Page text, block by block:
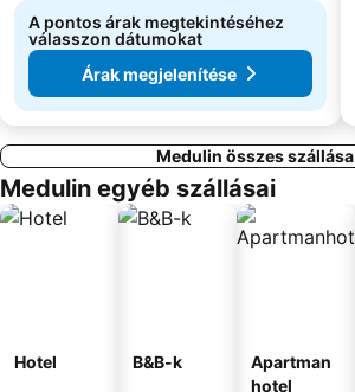
A pontos árak megtekintéséhez
válasszon dátumokat
Árak megjelenítése
Medulin összes szállása
Medulin egyéb szállásai
Hotel B&B-k
Apartman
hotel